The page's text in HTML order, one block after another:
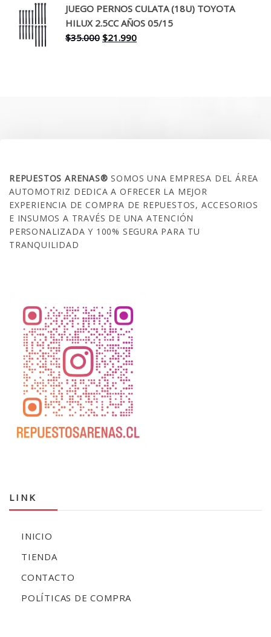
original
era:
$30.000.
actual
es:
$17.990.
JUEGO PERNOS CULATA (18U) TOYOTA
HILUX 2.5CC AÑOS 05/15
$35.000 El
$21.990El
REPUESTOS ARENAS®SOMOS UNA EMPRESA DEL ÁREA
AUTOMOTRIZ DEDICA A OFRECER LA MEJOR
EXPERIENCIA DE COMPRA DE REPUESTOS, ACCESORIOS
E INSUMOS A TRAVÉS DE UNA ATENCIÓN
PERSONALIZADA Y 100% SEGURA PARA TU
TRANQUILIDAD
LINK
INICIO
TIENDA
CONTACTO
POLÍTICAS DE COMPRA